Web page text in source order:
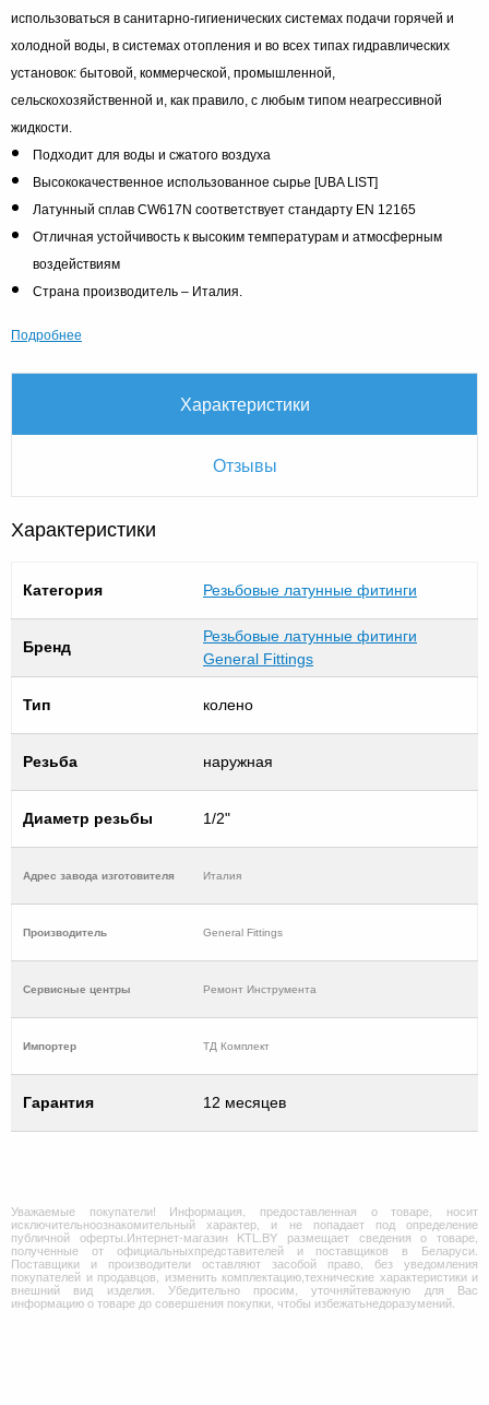
использоваться в санитарно-гигиенических системах подачи горячей и
холодной воды, в системах отопления и во всех типах гидравлических
установок: бытовой, коммерческой, промышленной,
сельскохозяйственной и, как правило, с любым типом неагрессивной
жидкости.
Подходит для воды и сжатого воздуха
Высококачественное использованное сырье [UBA LIST]
Латунный сплав CW617N соответствует стандарту EN 12165
Отличная устойчивость к высоким температурам и атмосферным
воздействиям
Страна производитель – Италия.
Подробнее
Характеристики
Отзывы
Характеристики
Категория Резьбовые латунные фитинги
Бренд
Резьбовые латунные фитинги
General Fittings
Тип колено
Резьба наружная
Диаметр резьбы 1/2"
Адрес завода изготовителя Италия
Производитель General Fittings
Cервисные центры Ремонт Инструмента
Импортер ТД Комплект
Гарантия 12 месяцев
Уважаемые покупатели! Информация, предоставленная о товаре, носит
исключительноознакомительный характер, и не попадает под определение
публичной оферты.Интернет-магазин KTL.BY размещает сведения о товаре,
полученные от официальныхпредставителей и поставщиков в Беларуси.
Поставщики и производители оставляют засобой право, без уведомления
покупателей и продавцов, изменить комплектацию,технические характеристики и
внешний вид изделия. Убедительно просим, уточняйтеважную для Вас
информацию о товаре до совершения покупки, чтобы избежатьнедоразумений.